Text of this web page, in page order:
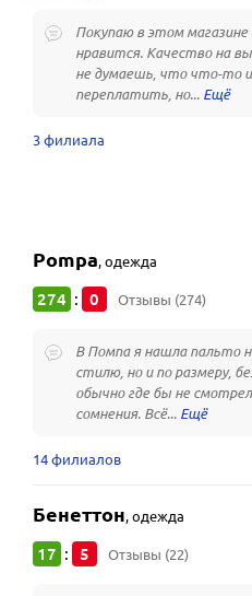
Покупаю в этом
нравится. Качество на
не думаешь, что что-то
переплатить, но...
3 филиала
Pompa,одежда
274 : 0 Отзывы (274)
В Помпа я нашла пальто
стилю, но и по размеру,
обычно где бы не
сомнения. Всё...
14 филиалов
Бенеттон,одежда
17 : 5 Отзывы (22)